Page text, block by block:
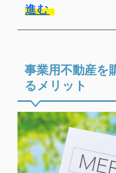
進む
事業用不動産を
るメリット